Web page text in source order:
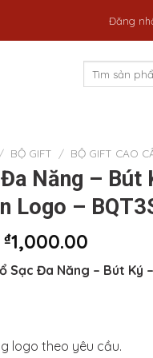
Đăng
/ BỘ GIFT / BỘ GIFT CAO
Năng – Bút
Logo –
₫1,000.00
Sạc Đa Năng – Bút Ký
logo theo yêu cầu.